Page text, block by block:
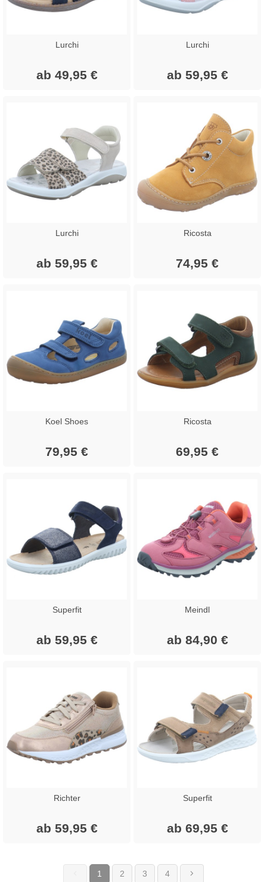
Lurchi
ab 49,95 €
Lurchi
ab 59,95 €
Lurchi
ab 59,95 €
Ricosta
74,95 €
Koel Shoes
79,95 €
Ricosta
69,95 €
Superfit
ab 59,95 €
Meindl
ab 84,90 €
Richter
ab 59,95 €
Superfit
ab 69,95 €
1 (current)
2 3 4